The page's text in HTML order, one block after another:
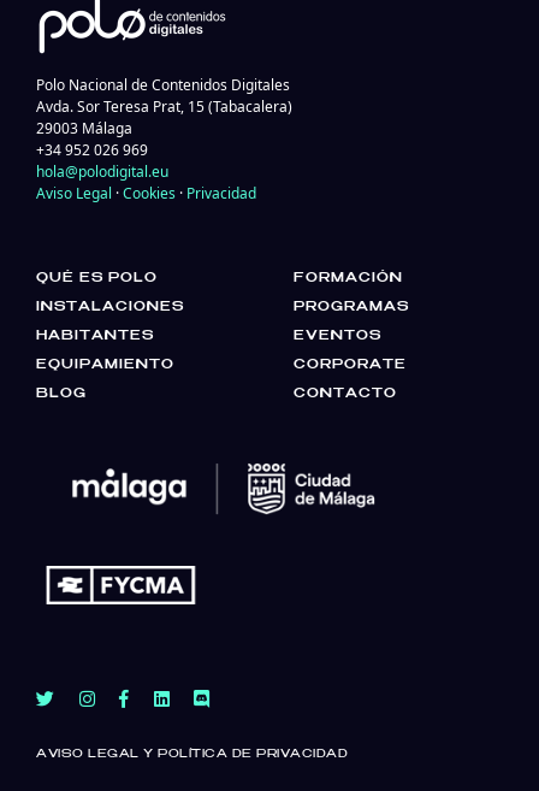
Polo Nacional de Contenidos Digitales
Avda. Sor Teresa Prat, 15 (Tabacalera)
29003 Málaga
+34 952 026 969
hola@polodigital.eu
Aviso Legal ·Cookies · Privacidad
QUÉ ES POLO
INSTALACIONES
HABITANTES
EQUIPAMIENTO
BLOG
FORMACIÓN
PROGRAMAS
EVENTOS
CORPORATE
CONTACTO
AVISO LEGAL Y POLÍTICA DE PRIVACIDAD